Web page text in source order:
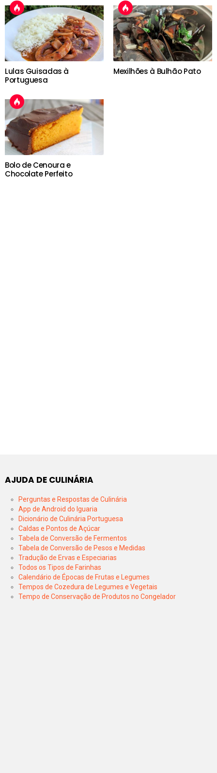
Lulas Guisadas à
Portuguesa
Mexilhões à Bulhão Pato
Bolo de Cenoura e
Chocolate Perfeito
AJUDA DE CULINÁRIA
Perguntas e Respostas de Culinária
App de Android do Iguaria
Dicionário de Culinária Portuguesa
Caldas e Pontos de Açúcar
Tabela de Conversão de Fermentos
Tabela de Conversão de Pesos e Medidas
Tradução de Ervas e Especiarias
Todos os Tipos de Farinhas
Calendário de Épocas de Frutas e Legumes
Tempos de Cozedura de Legumes e Vegetais
Tempo de Conservação de Produtos no Congelador